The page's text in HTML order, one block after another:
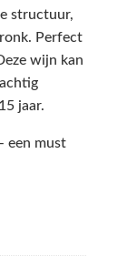
structuur,
Perfect
wijn kan
jaar.
een must